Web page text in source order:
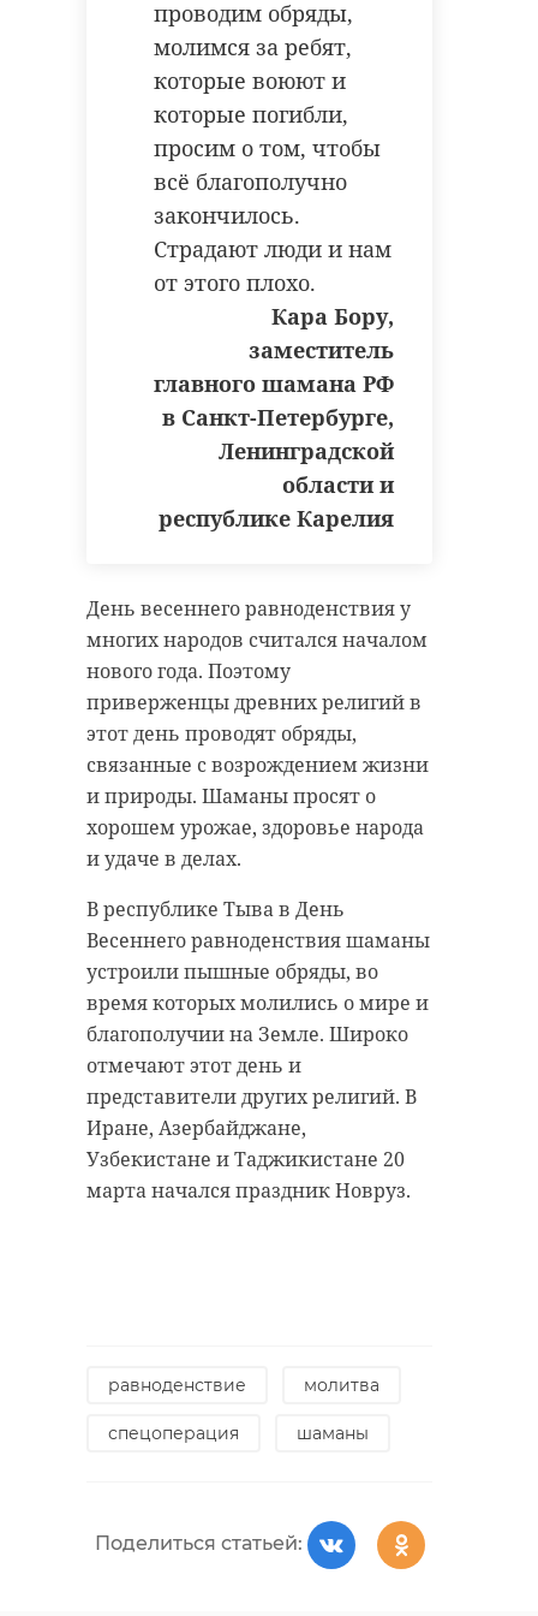
проводим обряды,
молимся за ребят,
которые воюют и
которые погибли,
просим о том, чтобы
всё благополучно
закончилось.
Страдают люди и нам
от этого плохо.
Кара Бору,
заместитель
главного шамана РФ
в Санкт-Петербурге,
Ленинградской
области и
республике Карелия
День весеннего равноденствия у
многих народов считался началом
нового года. Поэтому
приверженцы древних религий в
этот день проводят обряды,
связанные с возрождением жизни
и природы. Шаманы просят о
хорошем урожае, здоровье народа
и удаче в делах.
В республике Тыва в День
Весеннего равноденствия шаманы
устроили пышные обряды, во
время которых молились о мире и
благополучии на Земле. Широко
отмечают этот день и
представители других религий. В
Иране, Азербайджане,
Узбекистане и Таджикистане 20
марта начался праздник Новруз.
равноденствие молитва
спецоперация шаманы
Поделиться статьей:
47channel.ru
Орнитологи
рассказали, как
правильно
кормить птиц
Ленобласти
зимой
Жители Ленобласти часто
устанавливают кормушки, желая
помочь птицам в зимние холода.
Орнитолог и ветеринар Ольга
Пивоварова рассказала «ЛенТВ24» о
гатчина гатчинский парк
ленобласть
Поделиться статьей:
РЕКОМЕНДУЕМ
пересчитали птиц
Пушкинский